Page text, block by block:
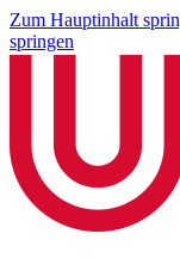
Zum Hauptinhalt
springen